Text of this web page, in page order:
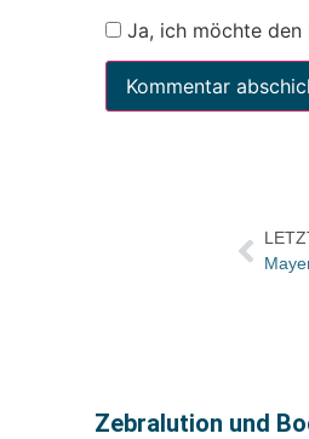
Ja, ich möchte den
Zebralution und